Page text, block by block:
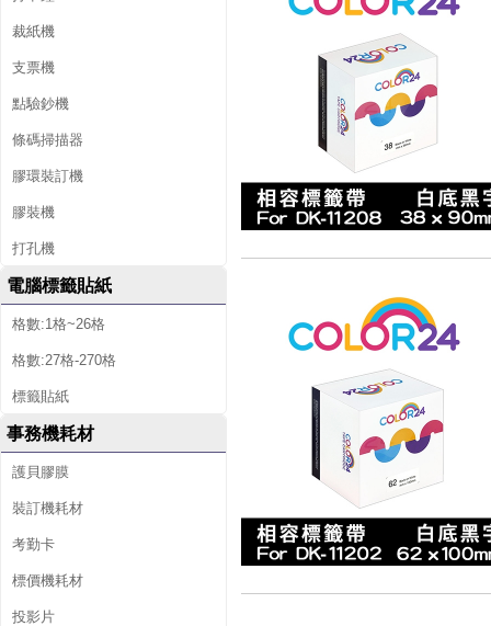
裁紙機
支票機
點驗鈔機
條碼掃描器
膠環裝訂機
膠裝機
打孔機
電腦標籤貼紙
格數:1格~26格
格數:27格-270格
標籤貼紙
事務機耗材
護貝膠膜
裝訂機耗材
考勤卡
標價機耗材
投影片